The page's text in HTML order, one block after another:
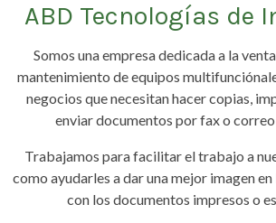
ABD Tecnologías de
Somos una empresa dedicada a la
mantenimiento de equipos
negocios que necesitan hacer copias,
enviar documentos por fax o
Trabajamos para facilitar el trabajo a
como ayudarles a dar una mejor imagen
con los documentos impresos o